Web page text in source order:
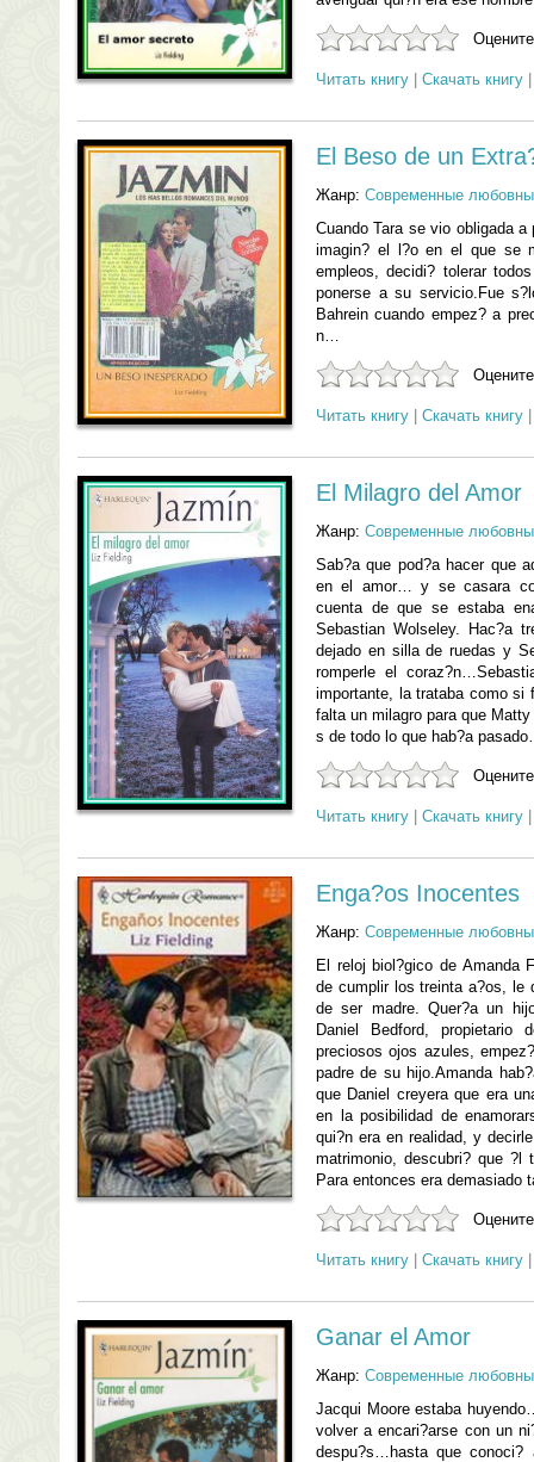
Читать книгу Скачать книгу
El Beso de un
Жанр: Современные
Cuando Tara se vio obligada
imagin? el l?o en el que se
empleos, decidi? tolerar
ponerse a su servicio.Fue
Bahrein cuando empez? a
n…
Читать книгу Скачать книгу
El Milagro del Amor
Жанр: Современные
Sab?a que pod?a hacer que
en el amor… y se casara
cuenta de que se estaba
Sebastian Wolseley. Hac?a
dejado en silla de ruedas y
romperle el
importante, la trataba como si
falta un milagro para que
s de todo lo que hab?a
Читать книгу Скачать книгу
Enga?os Inocentes
Жанр: Современные
El reloj biol?gico de Amanda
de cumplir los treinta a?os, le
de ser madre. Quer?a un
Daniel Bedford,
preciosos ojos azules,
padre de su hijo.Amanda
que Daniel creyera que era
en la posibilidad de
qui?n era en realidad, y
matrimonio, descubri? que ?l
Para entonces era
Читать книгу Скачать книгу
Ganar el Amor
Жанр: Современные
Jacqui Moore estaba
volver a encari?arse con un
despu?s…hasta que